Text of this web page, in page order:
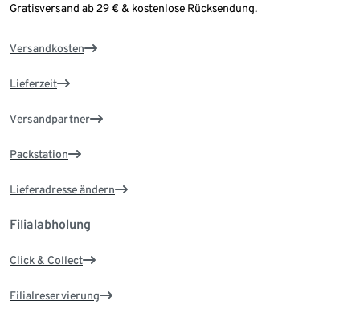
Gratisversand ab 29 € & kostenlose Rücksendung.
Versandkosten
Lieferzeit
Versandpartner
Packstation
Lieferadresse ändern
Filialabholung
Click & Collect
Filialreservierung